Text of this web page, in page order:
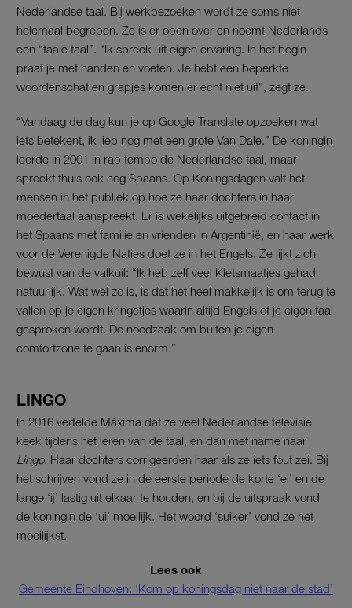
Nederlandse taal. Bij werkbezoeken wordt ze soms niet
helemaal begrepen. Ze is er open over en noemt Nederlands
een “taaie taal”. “Ik spreek uit eigen ervaring. In het begin
praat je met handen en voeten. Je hebt een beperkte
woordenschat en grapjes komen er echt niet uit”, zegt ze.
“Vandaag de dag kun je op Google Translate opzoeken wat
iets betekent, ik liep nog met een grote Van Dale.” De koningin
leerde in 2001 in rap tempo de Nederlandse taal, maar
spreekt thuis ook nog Spaans. Op Koningsdagen valt het
mensen in het publiek op hoe ze haar dochters in haar
moedertaal aanspreekt. Er is wekelijks uitgebreid contact in
het Spaans met familie en vrienden in Argentinië, en haar werk
voor de Verenigde Naties doet ze in het Engels. Ze lijkt zich
bewust van de valkuil: “Ik heb zelf veel Kletsmaatjes gehad
natuurlijk. Wat wel zo is, is dat het heel makkelijk is om terug te
vallen op je eigen kringetjes waarin altijd Engels of je eigen taal
gesproken wordt. De noodzaak om buiten je eigen
comfortzone te gaan is enorm.”
LINGO
In 2016 vertelde Máxima dat ze veel Nederlandse televisie
keek tijdens het leren van de taal, en dan met name naar
Lingo. Haar dochters corrigeerden haar als ze iets fout zei. Bij
het schrijven vond ze in de eerste periode de korte ‘ei’ en de
lange ‘ij’ lastig uit elkaar te houden, en bij de uitspraak vond
de koningin de ‘ui’ moeilijk. Het woord ‘suiker’ vond ze het
moeilijkst.
Lees ook
Gemeente Eindhoven: ‘Kom op koningsdag niet naar de stad’